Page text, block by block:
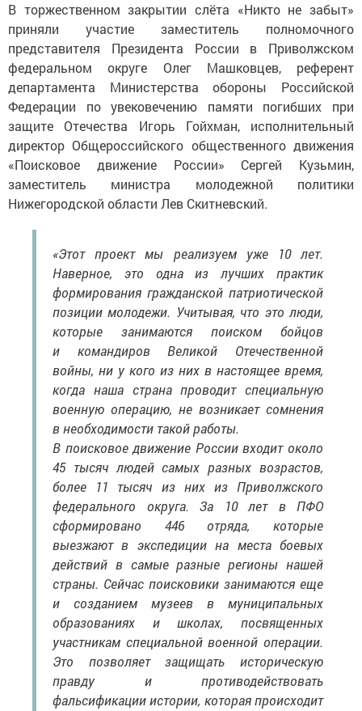
В торжественном закрытии слёта «Никто не забыт»
приняли участие заместитель полномочного
представителя Президента России в Приволжском
федеральном округе Олег Машковцев, референт
департамента Министерства обороны Российской
Федерации по увековечению памяти погибших при
защите Отечества Игорь Гойхман, исполнительный
директор Общероссийского общественного движения
«Поисковое движение России» Сергей Кузьмин,
заместитель министра молодежной политики
Нижегородской области Лев Скитневский.
«Этот проект мы реализуем уже 10 лет.
Наверное, это одна из лучших практик
формирования гражданской патриотической
позиции молодежи. Учитывая, что это люди,
которые занимаются поиском бойцов
и командиров Великой Отечественной
войны, ни у кого из них в настоящее время,
когда наша страна проводит специальную
военную операцию, не возникает сомнения
в необходимости такой работы.
В поисковое движение России входит около
45 тысяч людей самых разных возрастов,
более 11 тысяч из них из Приволжского
федерального округа. За 10 лет в ПФО
сформировано 446 отряда, которые
выезжают в экспедиции на места боевых
действий в самые разные регионы нашей
страны. Сейчас поисковики занимаются еще
и созданием музеев в муниципальных
образованиях и школах, посвященных
участникам специальной военной операции.
Это позволяет защищать историческую
правду и противодействовать
фальсификации истории, которая происходит